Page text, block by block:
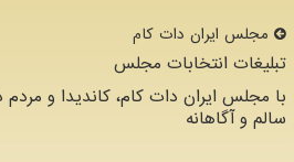
مجلس ایران دات كام
تبلیغات انتخابات مجلس
با مجلس ایران دات کام، کاندیدا و مردم
سالم و آگاهانه